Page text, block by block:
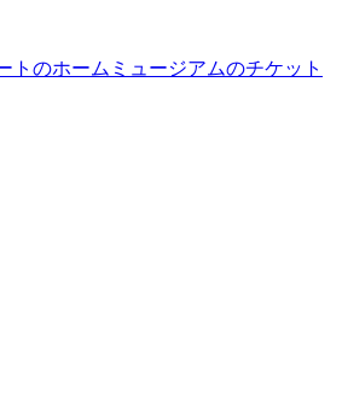
トのホームミュージアムのチケット